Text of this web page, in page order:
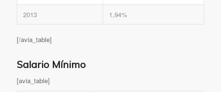
2013 1,94%
[/avia_table]
Salario Mínimo
[avia_table]